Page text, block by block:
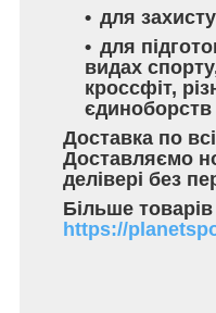
для
для
видах
кроссфіт,
єдиноборств
Доставка по
Доставляємо
делівері без
Більше
https://